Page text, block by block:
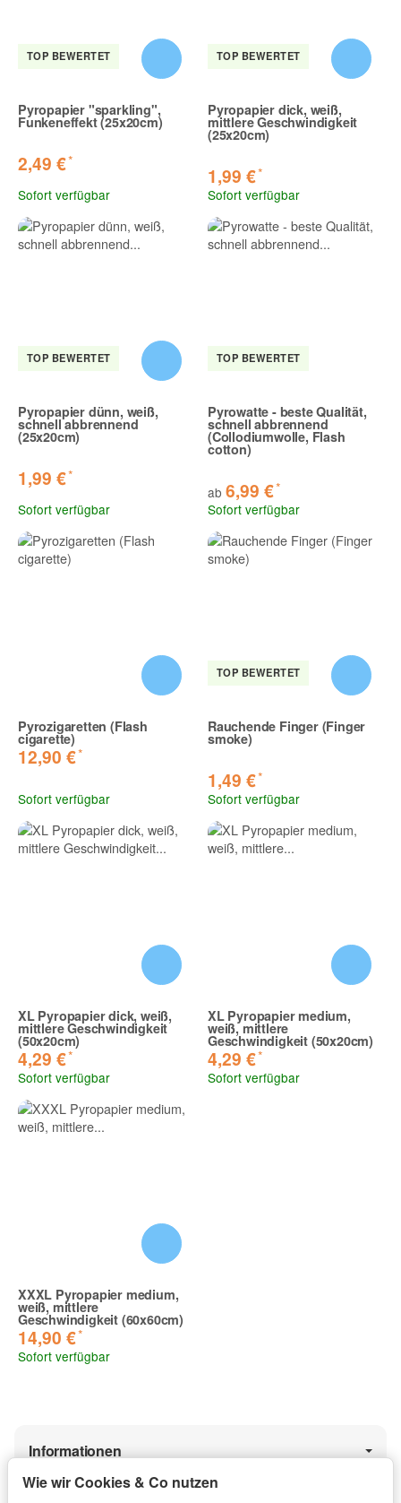
TOP BEWERTET
Pyropapier "sparkling",
Funkeneffekt (25x20cm)
2,49 €*
Sofort verfügbar
TOP BEWERTET
Pyropapier dick, weiß,
mittlere Geschwindigkeit
(25x20cm)
1,99 €*
Sofort verfügbar
TOP BEWERTET
Pyropapier dünn, weiß,
schnell abbrennend
(25x20cm)
1,99 €*
Sofort verfügbar
TOP BEWERTET
Pyrowatte - beste Qualität,
schnell abbrennend
(Collodiumwolle, Flash
cotton)
ab 6,99 €*
Sofort verfügbar
Pyrozigaretten (Flash
cigarette)
12,90 €*
Sofort verfügbar
TOP BEWERTET
Rauchende Finger (Finger
smoke)
1,49 €*
Sofort verfügbar
XL Pyropapier dick, weiß,
mittlere Geschwindigkeit
(50x20cm)
4,29 €*
Sofort verfügbar
XL Pyropapier medium,
weiß, mittlere
Geschwindigkeit (50x20cm)
4,29 €*
Sofort verfügbar
XXXL Pyropapier medium,
weiß, mittlere
Geschwindigkeit (60x60cm)
14,90 €*
Sofort verfügbar
Informationen
Wie wir Cookies & Co nutzen